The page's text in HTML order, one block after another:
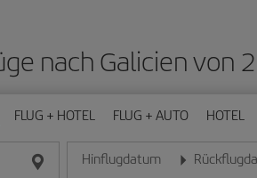
nach Galicien von
FLUG + HOTEL FLUG + AUTO HOTEL
Hinflugdatum
Geben Sie das Datum im Format
Geben Sie